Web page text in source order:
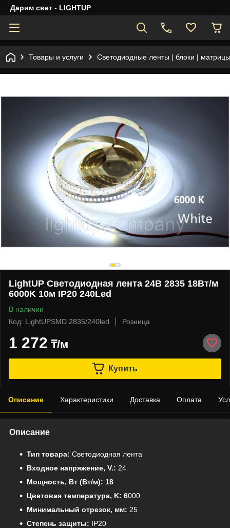
Дарим свет - LIGHTUP
Товары и услуги Светодиодные ленты | блоки |
LightUP Светодиодная лента 24В 2835 18Вт/м
6000K 10м IP20 240Led
В наличии
Код: LightUPSMD 2835/240led
Розница
1 272 ₸/м
Купить
Описание Характеристики Доставка Оплата
Описание
Тип товара: Светодиодная лента
Входное напряжение, V.: 24
Мощность, Вт (Вт/м): 18
Цветовая температура, K: 6000
Минимальный отрезок, мм: 25
Степень защиты: IP20